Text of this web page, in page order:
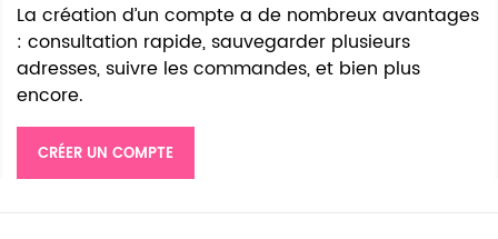
La création d’un compte a de nombreux avantages
: consultation rapide, sauvegarder plusieurs
adresses, suivre les commandes, et bien plus
encore.
CRÉER UN COMPTE